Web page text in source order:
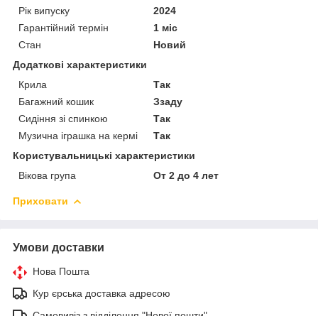
Рік випуску
2024
Гарантійний термін
1 міс
Стан
Новий
Додаткові характеристики
Крила
Так
Багажний кошик
Ззаду
Сидіння зі спинкою
Так
Музична іграшка на кермі
Так
Користувальницькі характеристики
Вікова група
От 2 до 4 лет
Приховати
Умови доставки
Нова Пошта
Кур єрська доставка адресою